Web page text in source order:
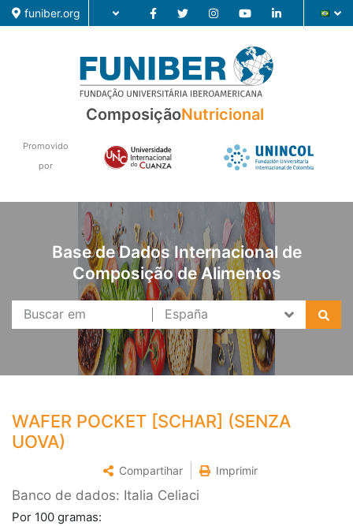
funiber.org
Pesquisa
ComposiçãoNutricional
Promovido
por
Base de Dados Internacional de
Composição de Alimentos
WAFER POCKET [SCHAR] (SENZA
UOVA)
Compartihar Imprimir
Banco de dados: Italia Celiaci
Por 100 gramas: